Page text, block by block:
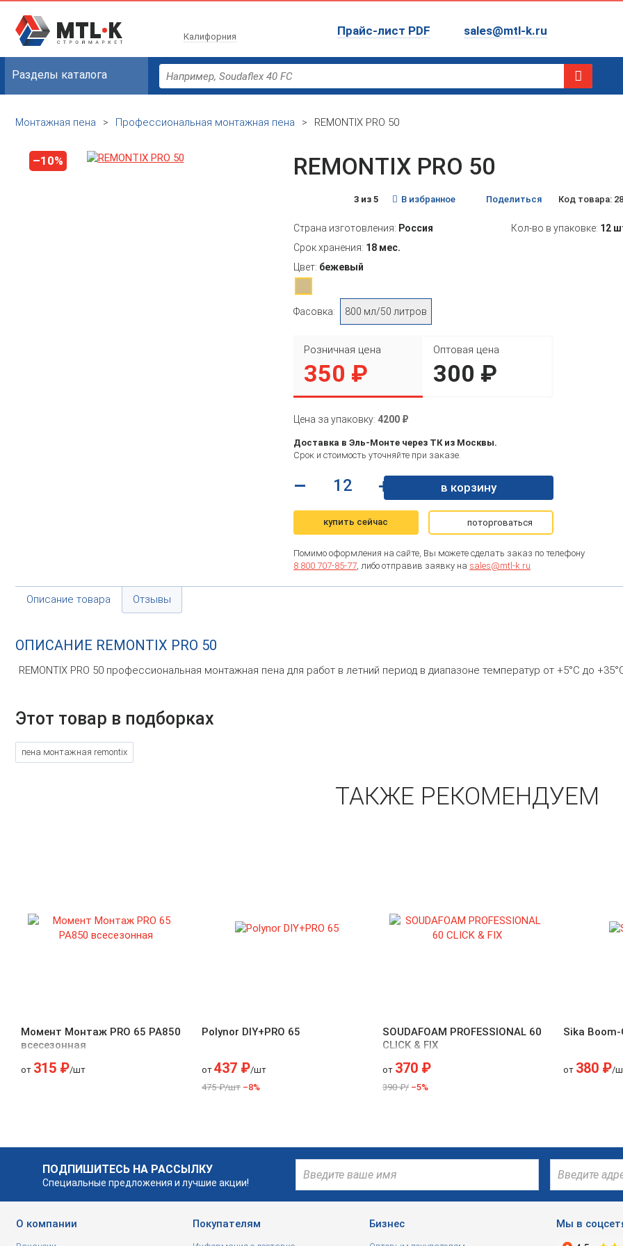
Калифорния Прайс-лист PDF sales@mtl-k.ru
Разделы каталога
Монтажная пена > Профессиональная монтажная пена > REMONTIX PRO 50
–10% REMONTIX PRO 50
3 из 5 В избранное Поделиться Код товара:
Страна изготовления: Россия Кол-во в упаковке: 12
Срок хранения: 18 мес.
Цвет: бежевый
Фасовка: 800 мл/50 литров
Розничная цена
350 ₽
Оптовая цена
300 ₽
Цена за упаковку: 4200 ₽
Доставка в Эль-Монте через ТК из Москвы.
Срок и стоимость уточняйте при заказе.
– + в корзину
купить сейчас поторговаться
Помимо оформления на сайте, Вы можете сделать заказ по телефону
8 800 707-85-77 , либо отправив заявку на sales@mtl-k.ru
Описание товара Отзывы
ОПИСАНИЕ REMONTIX PRO 50
REMONTIX PRO 50 профессиональная монтажная пена для работ в летний период в диапазоне температур от +5°С до
Этот товар в подборках
пена монтажная remontix
ТАКЖЕ РЕКОМЕНДУЕМ
Момент Монтаж PRO 65 PA850
всесезонная
от 315 ₽/шт
Polynor DIY+PRO 65
от 437 ₽/шт
475 ₽/шт –8%
SOUDAFOAM PROFESSIONAL 60
CLICK & FIX
от 370 ₽
390 ₽/ –5%
Sika Boom-
от 380 ₽/
ПОДПИШИТЕСЬ НА РАССЫЛКУ
Специальные предложения и лучшие акции!
О компании Покупателям Бизнес Мы в